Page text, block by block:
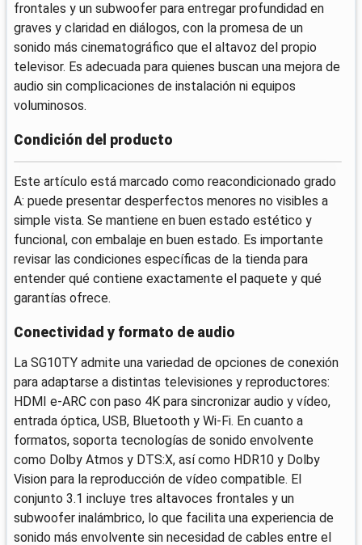
frontales y un subwoofer para entregar profundidad en
graves y claridad en diálogos, con la promesa de un
sonido más cinematográfico que el altavoz del propio
televisor. Es adecuada para quienes buscan una mejora de
audio sin complicaciones de instalación ni equipos
voluminosos.
Condición del producto
Este artículo está marcado como reacondicionado grado
A: puede presentar desperfectos menores no visibles a
simple vista. Se mantiene en buen estado estético y
funcional, con embalaje en buen estado. Es importante
revisar las condiciones específicas de la tienda para
entender qué contiene exactamente el paquete y qué
garantías ofrece.
Conectividad y formato de audio
La SG10TY admite una variedad de opciones de conexión
para adaptarse a distintas televisiones y reproductores:
HDMI e-ARC con paso 4K para sincronizar audio y vídeo,
entrada óptica, USB, Bluetooth y Wi‑Fi. En cuanto a
formatos, soporta tecnologías de sonido envolvente
como Dolby Atmos y DTS:X, así como HDR10 y Dolby
Vision para la reproducción de vídeo compatible. El
conjunto 3.1 incluye tres altavoces frontales y un
subwoofer inalámbrico, lo que facilita una experiencia de
sonido más envolvente sin necesidad de cables entre el